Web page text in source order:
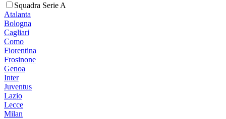
Squadra Serie A
Atalanta
Bologna
Cagliari
Como
Fiorentina
Frosinone
Genoa
Inter
Juventus
Lazio
Lecce
Milan